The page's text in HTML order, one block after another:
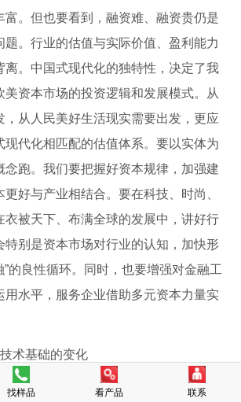
富。但也要看到，融资难、融资贵仍是
题。行业的估值与实际价值、盈利能力
离。中国式现代化的独特性，决定了我
美资本市场的投资逻辑和发展模式。从
，从人民美好生活现实需要出发，更应
现代化相匹配的估值体系。要以实体为
念跑。我们要把握好资本规律，加强建
好与产业相结合。要在科技、时尚、
衣被天下、布满全球的发展中，讲好行
特别是资本市场对行业的认知，加快形
”的良性循环。同时，也要增强对金融工
用水平，服务企业借助多元资本力量实
基础的变化
出：“没有坚实的物质技术基础，就
找样品 看产品 联系